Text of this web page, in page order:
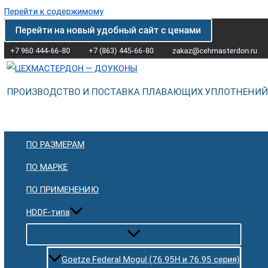
Перейти к содержимому
Перейти на новый удобный сайт с ценами
+7 960 444-66-80 +7 (863) 445-66-80 zakaz@cehmasterdon.ru
ПРОИЗВОДСТВО И ПОСТАВКА ПЛАВАЮЩИХ УПЛОТНЕНИЙ
ПО РАЗМЕРАМ
ПО МАРКЕ
ПО ПРИМЕНЕНИЮ
HDDF-типа
Goetze Federal Mogul (76.95H и 76.95 серия)